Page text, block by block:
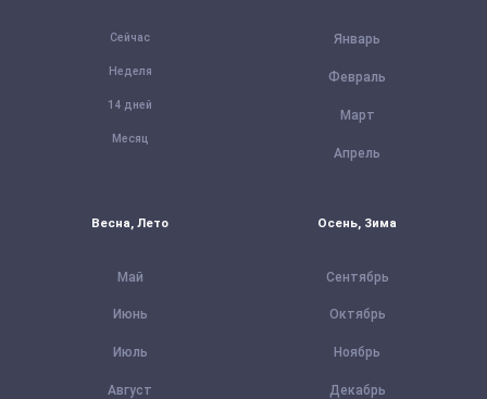
Сейчас
Неделя
14 дней
Месяц
Январь
Февраль
Март
Апрель
Весна, Лето
Май
Июнь
Июль
Август
Осень, Зима
Сентябрь
Октябрь
Ноябрь
Декабрь